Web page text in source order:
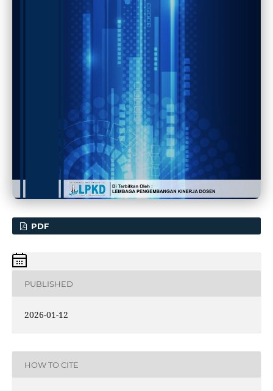
PDF
PUBLISHED
2026-01-12
HOW TO CITE